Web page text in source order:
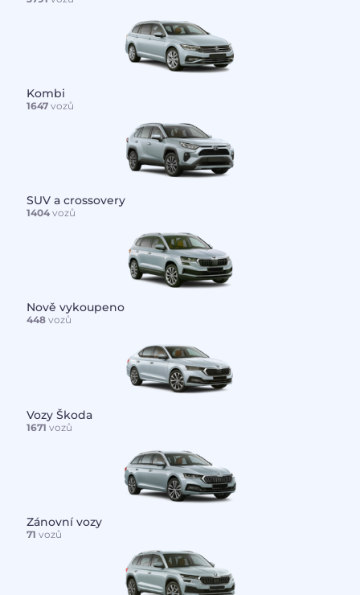
Kombi
1647vozů
SUV a crossovery
1404vozů
Nově vykoupeno
448vozů
Vozy Škoda
1671 vozů
Zánovní vozy
71 vozů